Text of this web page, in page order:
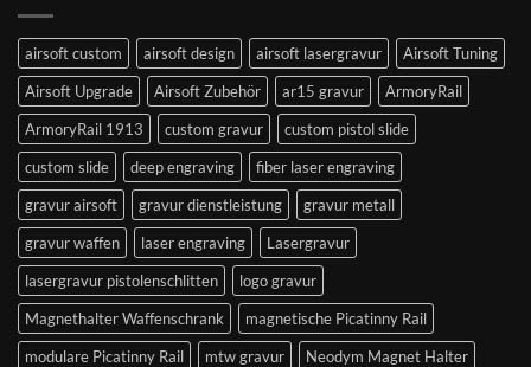
airsoft custom airsoft design airsoft lasergravur
Airsoft Tuning
Airsoft Upgrade
Airsoft Zubehör ar15 gravur
ArmoryRail
ArmoryRail 1913
custom gravur
custom pistol slide
custom slide
deep engraving
fiber laser engraving
gravur airsoft
gravur dienstleistung
gravur metall
gravur waffen
laser engraving
Lasergravur
lasergravur pistolenschlitten
logo gravur
Magnethalter Waffenschrank
magnetische Picatinny Rail
modulare Picatinny Rail
mtw gravur
Neodym Magnet Halter